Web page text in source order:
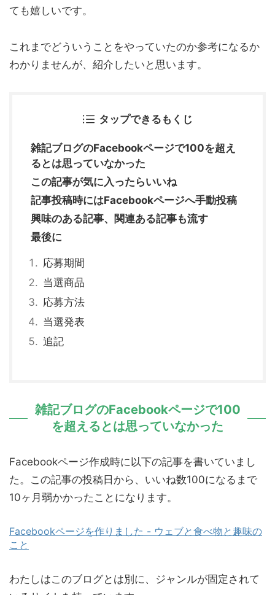
ても嬉しいです。
これまでどういうことをやっていたのか参考になるか
わかりませんが、紹介したいと思います。
タップできるもくじ
雑記ブログのFacebookページで100を超え
るとは思っていなかった
この記事が気に入ったらいいね
記事投稿時にはFacebookページへ手動投稿
興味のある記事、関連ある記事も流す
最後に
応募期間
当選商品
応募方法
当選発表
追記
雑記ブログのFacebookページで100
を超えるとは思っていなかった
Facebookページ作成時に以下の記事を書いていまし
た。この記事の投稿日から、いいね数100になるまで
10ヶ月弱かかったことになります。
Facebookページを作りました - ウェブと食べ物と趣味の
こと
わたしはこのブログとは別に、ジャンルが固定されて